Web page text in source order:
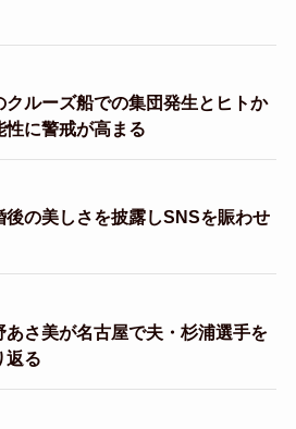
ルーズ船での集団発生とヒトか
性に警戒が高まる
の美しさを披露しSNSを賑わせ
さ美が名古屋で夫・杉浦選手を
返る